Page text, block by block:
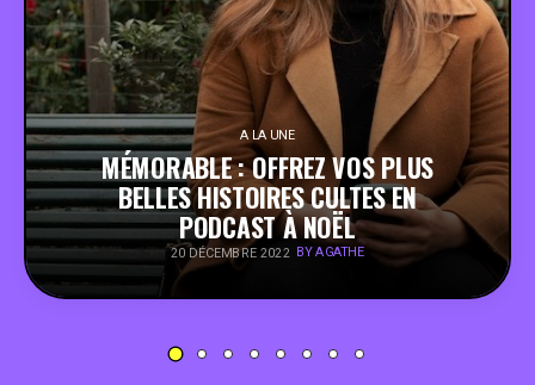
PEOPLE
FOOD
BONS PLANS
SOUTENEZ KULTT
A LA UNE
MÉMORABLE : OFFREZ VOS PLUS
BELLES HISTOIRES CULTES EN
PODCAST À NOËL
20 DÉCEMBRE 2022 BY AGATHE